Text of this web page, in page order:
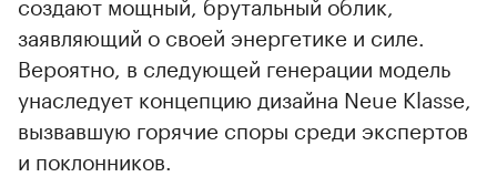
заявляющий о своей энергетике и силе.
Вероятно, в следующей генерации модель
унаследует концепцию дизайна Neue Klasse,
вызвавшую горячие споры среди экспертов
и поклонников.